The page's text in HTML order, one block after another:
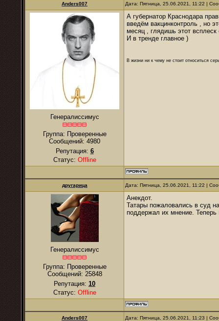
Anders007 Дата: Пятница, 25.06.2021, 11:22 |
Генералиссимус
Группа: Проверенные
Сообщений: 4980
Репутация: 6
Статус: Offline
А губернатор Краснодара
введём вакцинконтроль , но
месяц , глядишь этот
И в тренде главное )
В жизни ни к чему не стоит относиться
другарица Дата: Пятница, 25.06.2021, 11:22 |
Генералиссимус
Группа: Проверенные
Сообщений: 25848
Репутация: 10
Статус: Offline
Анекдот.
Татары пожаловались в суд
поддержал их мнение. Теперь
Anders007 Дата: Пятница, 25.06.2021, 11:23 |